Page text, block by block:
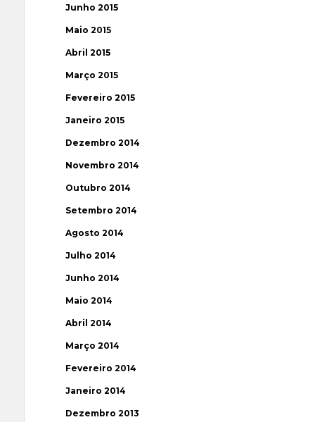
Junho 2015
Maio 2015
Abril 2015
Março 2015
Fevereiro 2015
Janeiro 2015
Dezembro 2014
Novembro 2014
Outubro 2014
Setembro 2014
Agosto 2014
Julho 2014
Junho 2014
Maio 2014
Abril 2014
Março 2014
Fevereiro 2014
Janeiro 2014
Dezembro 2013